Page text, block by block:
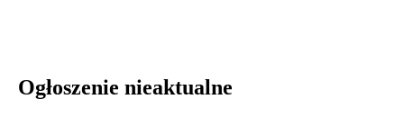
Ogłoszenie nieaktualne